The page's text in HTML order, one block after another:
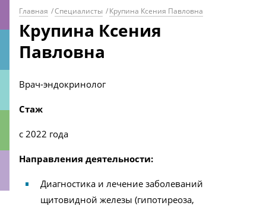
Главная /Специалисты /Крупина Ксения Павловна
Крупина Ксения
Павловна
Врач-эндокринолог
Стаж
с 2022 года
Направления деятельности:
Диагностика и лечение заболеваний
щитовидной железы (гипотиреоза,